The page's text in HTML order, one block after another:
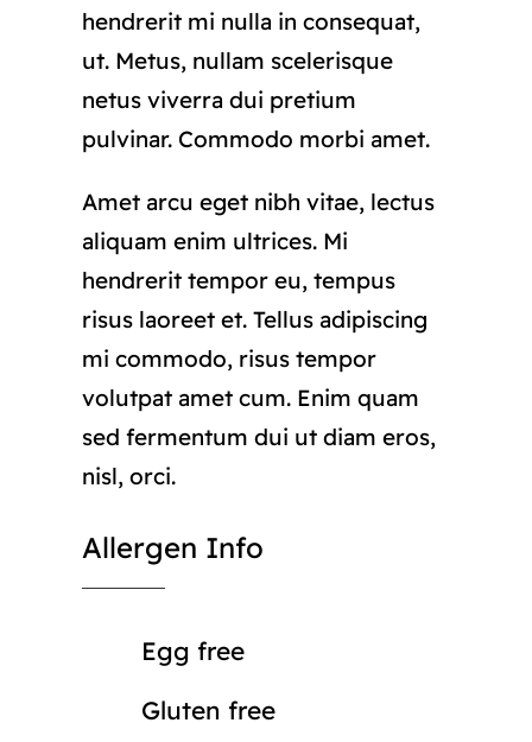
hendrerit mi nulla in consequat,
ut. Metus, nullam scelerisque
netus viverra dui pretium
pulvinar. Commodo morbi amet.
Amet arcu eget nibh vitae, lectus
aliquam enim ultrices. Mi
hendrerit tempor eu, tempus
risus laoreet et. Tellus adipiscing
mi commodo, risus tempor
volutpat amet cum. Enim quam
sed fermentum dui ut diam eros,
nisl, orci.
Allergen Info
Egg free
Gluten free